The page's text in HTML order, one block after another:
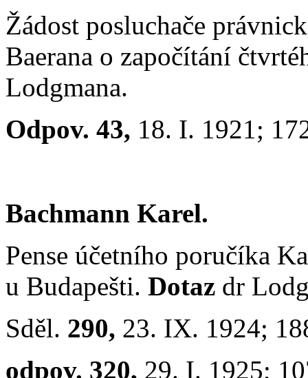
Žádost posluchače
Baerana o započítání
Lodgmana.
Odpov. 43, 18. I. 1921;
Bachmann Karel.
Pense účetního poručíka
u Budapešti. Dotaz dr
Sděl. 290, 23. IX. 1924;
odpov. 320, 29. I. 1925;